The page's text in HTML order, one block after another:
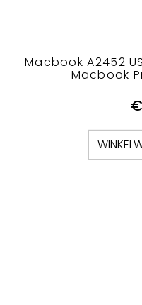
Macbook A2452
Macbook
€